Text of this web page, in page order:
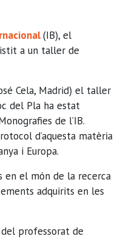
(IB), el
a un taller de
Cela, Madrid) el taller
del Pla ha estat
de l’IB.
d’aquesta matèria
i Europa.
en el món de la recerca
adquirits en les
del professorat de